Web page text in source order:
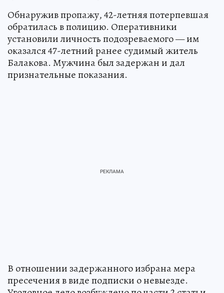
Обнаружив пропажу, 42-летняя потерпевшая
обратилась в полицию. Оперативники
установили личность подозреваемого — им
оказался 47-летний ранее судимый житель
Балакова. Мужчина был задержан и дал
признательные показания.
В отношении задержанного избрана мера
пресечения в виде подписки о невыезде.